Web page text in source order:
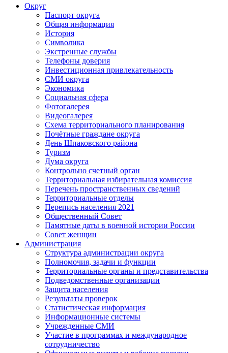
Округ
Паспорт округа
Общая информация
История
Символика
Экстренные службы
Телефоны доверия
Инвестиционная привлекательность
СМИ округа
Экономика
Социальная сфера
Фотогалерея
Видеогалерея
Схема территориального планирования
Почётные граждане округа
День Шпаковского района
Туризм
Дума округа
Контрольно счетный орган
Территориальная избирательная комиссия
Перечень пространственных сведений
Территориальные отделы
Перепись населения 2021
Общественный Совет
Памятные даты в военной истории России
Совет женщин
Администрация
Структура администрации округа
Полномочия, задачи и функции
Территориальные органы и представительства
Подведомственные организации
Защита населения
Результаты проверок
Статистическая информация
Информационные системы
Учрежденные СМИ
Участие в программах и международное
сотрудничество